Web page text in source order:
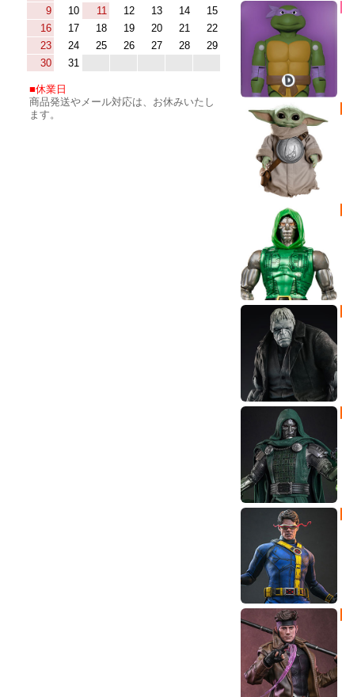
9
10 11 12 13 14
15
16
17 18 19 20 21
22
23
24 25 26 27 28
29
30
31
休業日
商品発送やメール対応は、お休みいたし
ます。